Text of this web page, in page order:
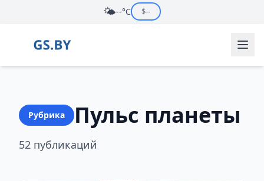
🌤️--°C $--
Рубрика Пульс планеты
52 публикаций